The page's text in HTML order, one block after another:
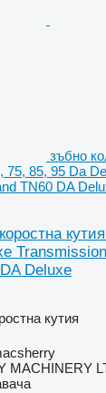
зъбно
75, 85, 95 Da
TN60 DA
Deluxe
кутия
MACHINERY